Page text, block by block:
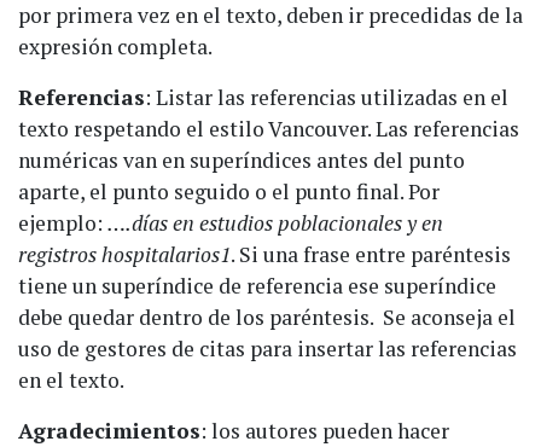
por primera vez en el texto, deben ir precedidas de la
expresión completa.
Referencias: Listar las referencias utilizadas en el
texto respetando el estilo Vancouver. Las referencias
numéricas van en superíndices antes del punto
aparte, el punto seguido o el punto final. Por
ejemplo: ….días en estudios poblacionales y en
registros hospitalarios1. Si una frase entre paréntesis
tiene un superíndice de referencia ese superíndice
debe quedar dentro de los paréntesis. Se aconseja el
uso de gestores de citas para insertar las referencias
en el texto.
Agradecimientos: los autores pueden hacer